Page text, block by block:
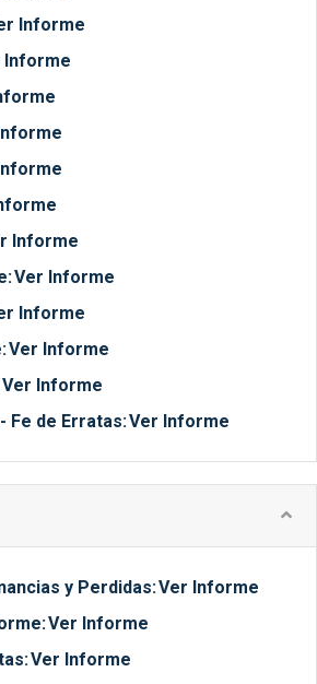
Informe
Informe
Informe
Ver Informe
Informe
Ver Informe
Ver Informe
Fe de Erratas:Ver Informe
y Perdidas:Ver Informe
Ver Informe
Ver Informe